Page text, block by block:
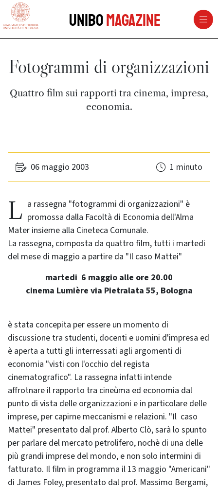
vai al contenuto della pagina
UniboMagazine
Fotogrammi di organizzazioni
Quattro film sui rapporti tra cinema, impresa,
economia.
06 maggio 2003 1 minuto
La rassegna "fotogrammi di organizzazioni" è promossa dalla Facoltà di Economia dell'Alma
Mater insieme alla Cineteca Comunale.
La rassegna, composta da quattro film, tutti i martedi
del mese di maggio a partire da "Il caso Mattei"
martedi 6 maggio alle ore 20.00
cinema Lumière via Pietralata 55, Bologna
è stata concepita per essere un momento di
discussione tra studenti, docenti e uomini d'impresa ed
è aperta a tutti gli interressati agli argomenti di
economia "visti con l'occhio del regista
cinematografico". La rassegna infatti intende
affrotnare il rapporto tra cineùma ed economia dal
punto di vista delle organizzazioni e in particolare delle
imprese, per capirne meccanismi e relazioni. "Il caso
Mattei" presentato dal prof. Alberto Clò, sarà lo spunto
per parlare del mercato petrolifero, nochè di una delle
più grandi imprese del mondo, e non solo intermini di
fatturato. Il film in programma il 13 maggio "Americani"
di James Foley, presentato dal prof. Massimo Bergami,